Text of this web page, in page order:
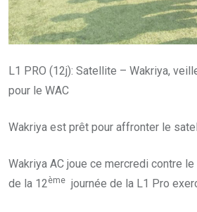
L1 PRO (12j): Satellite – Wakriya,
pour le WAC
Wakriya est prêt pour affronter le
Wakriya AC joue ce mercredi contre
de la 12ème journée de la L1 Pro